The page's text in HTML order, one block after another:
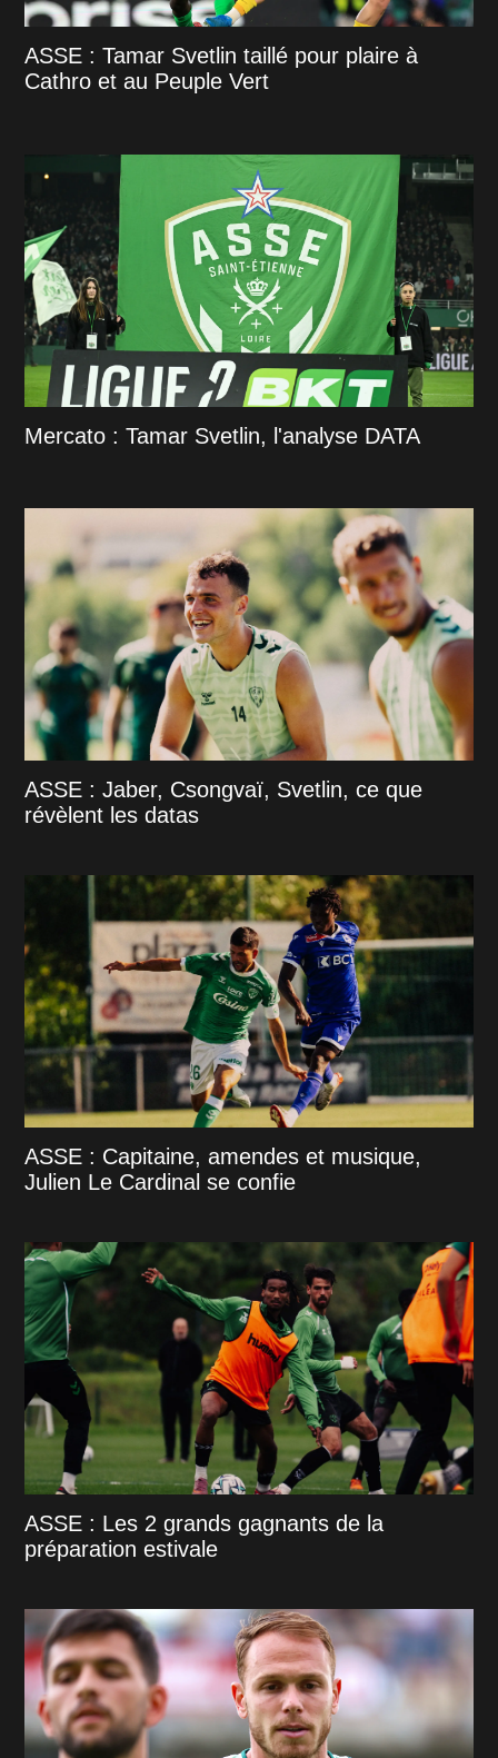
ASSE : Tamar Svetlin taillé pour plaire à
Cathro et au Peuple Vert
Mercato : Tamar Svetlin, l'analyse DATA
ASSE : Jaber, Csongvaï, Svetlin, ce que
révèlent les datas
ASSE : Capitaine, amendes et musique,
Julien Le Cardinal se confie
ASSE : Les 2 grands gagnants de la
préparation estivale